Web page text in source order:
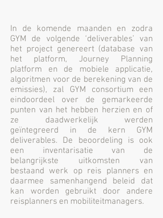
​In de komende maanden en zodra
GYM de volgende ‘deliverables’ van
het project genereert (database van
het platform, Journey Planning
platform en de mobiele applicatie,
algoritmen voor de berekening van de
emissies), zal GYM consortium een
eindoordeel over de gemarkeerde
punten van het hebben herzien en of
ze daadwerkelijk werden
geïntegreerd in de kern GYM
deliverables. De beoordeling is ook
een inventarisatie van de
belangrijkste uitkomsten van
bestaand werk op reis planners en
daarmee samenhangend beleid dat
kan worden gebruikt door andere
reisplanners en mobiliteitmanagers.